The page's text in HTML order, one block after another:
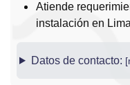
Atiende
instalación en
Datos de contacto: